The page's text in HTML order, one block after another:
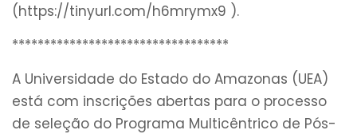
(https://tinyurl.com/h6mrymx9 ).
**********************************
A Universidade do Estado do Amazonas (UEA)
está com inscrições abertas para o processo
de seleção do Programa Multicêntrico de Pós-